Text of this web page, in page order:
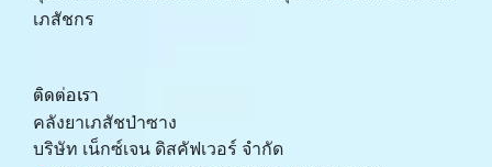
เภสัชกร
ติดต่อเรา
คลังยาเภสัชป่าซาง
บริษัท เน็กซ์เจน ดิสคัฟเวอร์ จำกัด